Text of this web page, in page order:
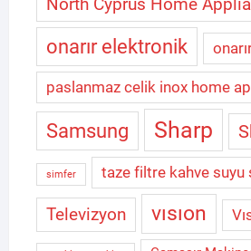
North Cyprus Home
onarır elektronik
paslanmaz celik inox home
Samsung Sharp
simfer taze filtre kahve
Televizyon vısıon